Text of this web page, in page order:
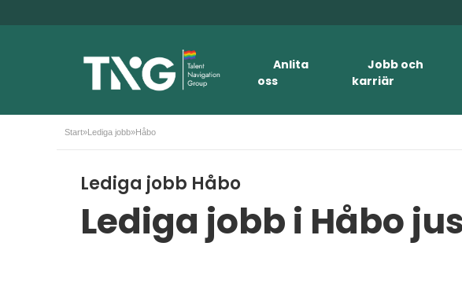
Anlita
oss
Jobb och
karriär
Start»Lediga jobb»Håbo
Lediga jobb Håbo
Lediga jobb i Håbo